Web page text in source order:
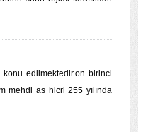
konu edilmektedir.on birinci
mehdi as hicri 255 yılında